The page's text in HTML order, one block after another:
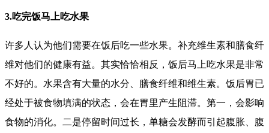
3.吃完饭马上吃水果
许多人认为他们需要在饭后吃一些水果。补充维生素和膳食纤
维对他们的健康有益。其实恰恰相反，饭后马上吃水果是非常
不好的。水果含有大量的水分、膳食纤维和维生素。饭后胃已
经处于被食物填满的状态，会在胃里产生阻滞。第一，会影响
食物的消化。二是停留时间过长，单糖会发酵而引起腹胀、腹